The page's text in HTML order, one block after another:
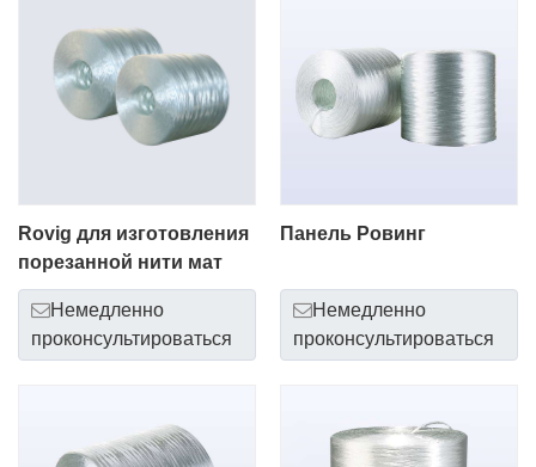
Rovig для изготовления
порезанной нити мат
Немедленно
проконсультироваться
Панель Ровинг
Немедленно
проконсультироваться